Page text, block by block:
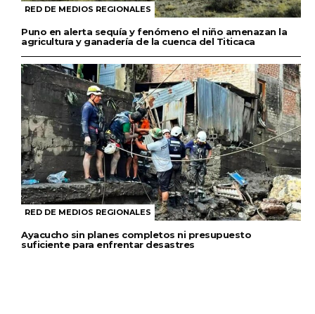
RED DE MEDIOS REGIONALES
Puno en alerta sequía y fenómeno el niño amenazan la
agricultura y ganadería de la cuenca del Titicaca
RED DE MEDIOS REGIONALES
Ayacucho sin planes completos ni presupuesto
suficiente para enfrentar desastres